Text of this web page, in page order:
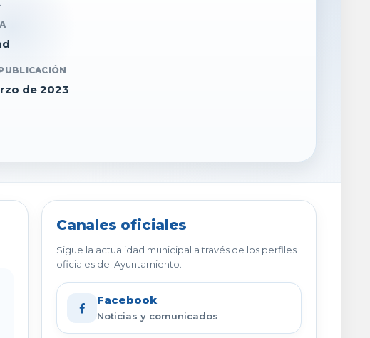
de 2023
Canales oficiales
Sigue la actualidad municipal a través de los perfiles
oficiales del Ayuntamiento.
Facebook
Noticias y comunicados